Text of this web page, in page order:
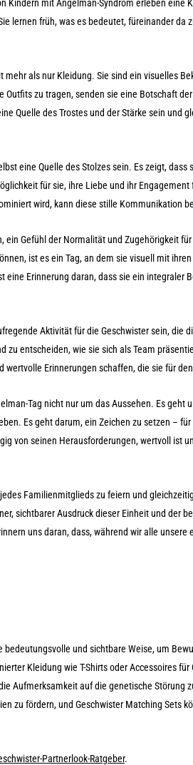
mit Angelman-Syndrom erleben eine
lernen früh, was es bedeutet, füreinander da
als nur Kleidung. Sie sind ein visuelles
zu tragen, senden sie eine Botschaft
Quelle des Trostes und der Stärke sein und
eine Quelle des Stolzes sein. Es zeigt, dass
für sie, ihre Liebe und ihr
wird, kann diese stille Kommunikation
Gefühl der Normalität und Zugehörigkeit
ist es ein Tag, an dem sie visuell mit
Erinnerung daran, dass sie ein integraler
Aktivität für die Geschwister sein, die
zu entscheiden, wie sie sich als Team
Erinnerungen schaffen, die sie für
Tag nicht nur um das Aussehen. Es geht
Es geht darum, ein Zeichen zu setzen –
von seinen Herausforderungen, wertvoll ist
Familienmitglieds zu feiern und
sichtbarer Ausdruck dieser Einheit und der
uns daran, dass, während wir alle unsere
und sichtbare Weise, um
Kleidung wie T-Shirts oder Accessoires
Aufmerksamkeit auf die genetische Störung
zu fördern, und Geschwister Matching Sets
Partnerlook-Ratgeber.